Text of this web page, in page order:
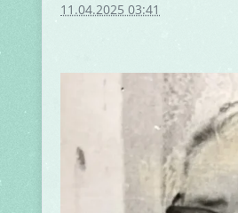
11.04.2025 03:41